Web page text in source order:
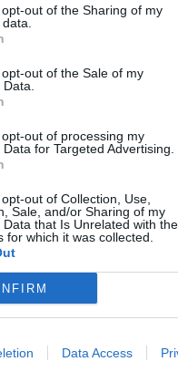
out of the Sharing of my
out of the Sale of my
out of processing my
for Targeted Advertising.
out of Collection, Use,
Sale, and/or Sharing of my
Data that Is Unrelated with the
for which it was collected.
Data Access
φορτηγό στην
– Δράμας, κοντά στην
Θεσσαλονίκης:
τζάμι του
ΣΉΜΕΡΑ
Εξαιτίας των υψηλών
Αρχεία UFO:
σκάφη 152
ανθρώπινο
παρτίδα
με αναφορές